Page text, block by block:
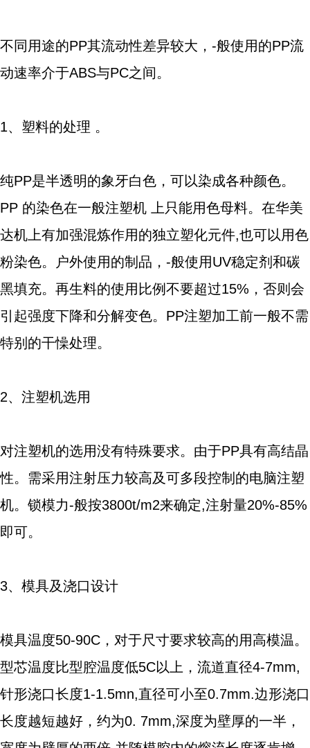
不同用途的PP其流动性差异较大，-般使用的PP流
动速率介于ABS与PC之间。
1、塑料的处理 。
纯PP是半透明的象牙白色，可以染成各种颜色。
PP 的染色在一般注塑机 上只能用色母料。在华美
达机上有加强混炼作用的独立塑化元件,也可以用色
粉染色。户外使用的制品，-般使用UV稳定剂和碳
黑填充。再生料的使用比例不要超过15%，否则会
引起强度下降和分解变色。PP注塑加工前一般不需
特别的干懆处理。
2、注塑机选用
对注塑机的选用没有特殊要求。由于PP具有高结晶
性。需采用注射压力较高及可多段控制的电脑注塑
机。锁模力-般按3800t/m2来确定,注射量20%-85%
即可。
3、模具及浇口设计
模具温度50-90C，对于尺寸要求较高的用高模温。
型芯温度比型腔温度低5C以上，流道直径4-7mm,
针形浇口长度1-1.5mn,直径可小至0.7mm.边形浇口
长度越短越好，约为0. 7mm,深度为壁厚的一半，